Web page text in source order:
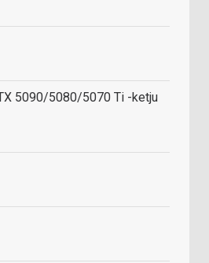
5090/5080/5070 Ti -ketju